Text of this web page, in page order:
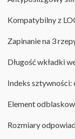
Kompatybilny z
Zapinanie na 3
Długość wkładki
Indeks sztywności:
Element
Rozmiary